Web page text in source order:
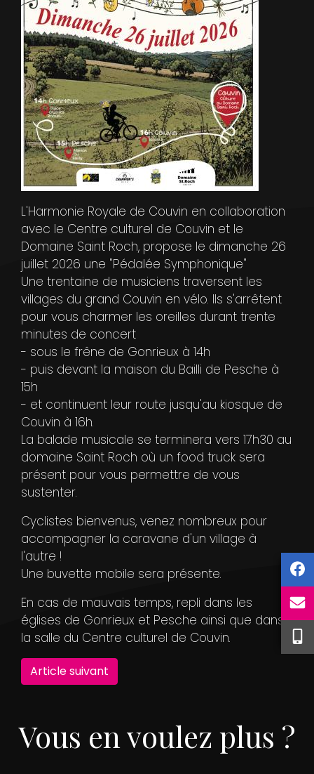
L'Harmonie Royale de Couvin en collaboration
avec le Centre culturel de Couvin et le
Domaine Saint Roch, propose le dimanche 26
juillet 2026 une "Pédalée Symphonique"
Une trentaine de musiciens traversent les
villages du grand Couvin en vélo. Ils s'arrêtent
pour vous charmer les oreilles durant trente
minutes de concert
- sous le frêne de Gonrieux à 14h
- puis devant la maison du Bailli de Pesche à
15h
- et continuent leur route jusqu'au kiosque de
Couvin à 16h.
La balade musicale se terminera vers 17h30 au
domaine Saint Roch où un food truck sera
présent pour vous permettre de vous
sustenter.
Cyclistes bienvenus, venez nombreux pour
accompagner la caravane d'un village à
l'autre !
Une buvette mobile sera présente.
En cas de mauvais temps, repli dans les
églises de Gonrieux et Pesche ainsi que dans
la salle du Centre culturel de Couvin.
Article suivant
Vous en voulez plus ?